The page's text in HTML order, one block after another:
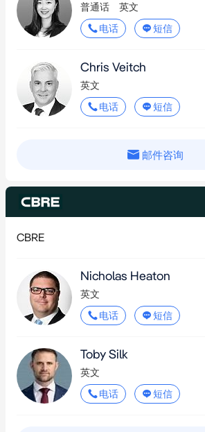
普通话
英文
电话
短信
Chris Veitch
英文
电话
短信
邮件咨询
CBRE
Nicholas Heaton
英文
电话
短信
Toby Silk
英文
电话
短信